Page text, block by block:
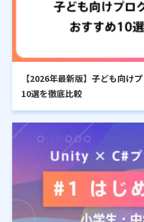
【2026年最新版】子ども向け
10選を徹底比較